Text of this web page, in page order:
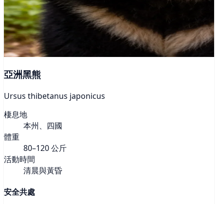
亞洲黑熊
Ursus thibetanus japonicus
棲息地
本州、四國
體重
80–120 公斤
活動時間
清晨與黃昏
安全共處